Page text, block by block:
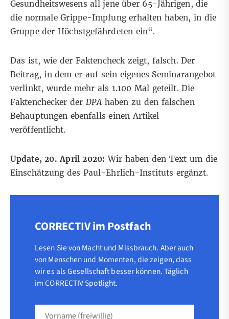
Gesundheitswesens all jene über 65-Jährigen, die
die normale Grippe-Impfung erhalten haben, in die
Gruppe der Höchstgefährdeten ein“.
Das ist, wie der Faktencheck zeigt, falsch. Der
Beitrag, in dem er auf sein eigenes Seminarangebot
verlinkt, wurde mehr als 1.100 Mal geteilt. Die
Faktenchecker der DPA haben zu den falschen
Behauptungen ebenfalls einenArtikel
veröffentlicht.
Update, 20. April 2020: Wir haben den Text um die
Einschätzung des Paul-Ehrlich-Instituts ergänzt.
CORRECTIV im Postfach
Lesen Sie von Macht und Missbrauch. Aber auch
von Menschen und Momenten, die zeigen, dass
wir es als Gesellschaft besser können. Täglich
im CORRECTIV Spotlight.
Vorname